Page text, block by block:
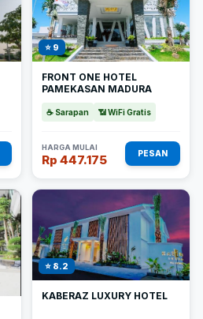
⭐ 9
FRONT ONE HOTEL
PAMEKASAN MADURA
☕ Sarapan 📶 WiFi Gratis
HARGA MULAI
Rp 447.175 PESAN
⭐ 8.2
KABERAZ LUXURY HOTEL